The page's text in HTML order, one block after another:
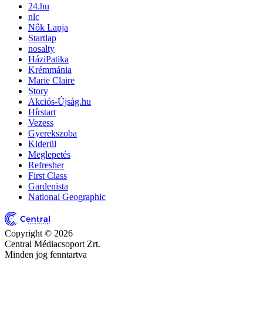
24.hu
nlc
Nők Lapja
Startlap
nosalty
HáziPatika
Krémmánia
Marie Claire
Story
Akciós-Újság.hu
Hírstart
Vezess
Gyerekszoba
Kiderül
Meglepetés
Refresher
First Class
Gardenista
National Geographic
Copyright © 2026
Central Médiacsoport Zrt.
Minden jog fenntartva